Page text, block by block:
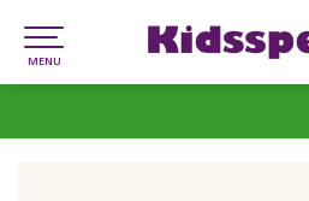
MENU